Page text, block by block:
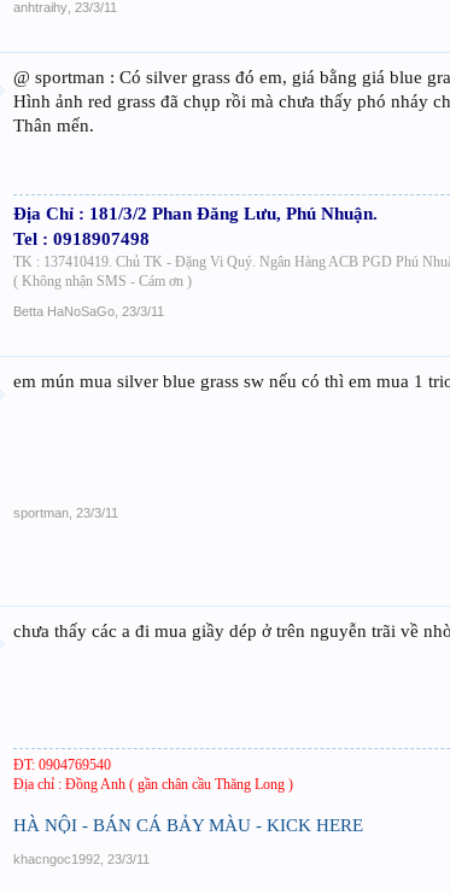
anhtraihy 23/3/11
@ sportman : Có silver grass đó em, giá bằng giá blue
Hình ảnh red grass đã chụp rồi mà chưa thấy phó nháy
Thân mến.
Địa Chỉ : 181/3/2 Phan Đăng Lưu, Phú Nhuận.
Tel : 0918907498
TK : 137410419. Chủ TK - Đặng Vi Quý. Ngân Hàng ACB PGD Phú
( Không nhận SMS - Cám ơn )
Betta HaNoSaGo 23/3/11
em mún mua silver blue grass sw nếu có thì em mua 1
sportman 23/3/11
chưa thấy các a đi mua giầy dép ở trên nguyễn trãi về
ĐT: 0904769540
Địa chỉ : Đồng Anh ( gần chân cầu Thăng Long )
HÀ NỘI - BÁN CÁ BẢY MÀU - KICK HERE
khacngoc1992 23/3/11